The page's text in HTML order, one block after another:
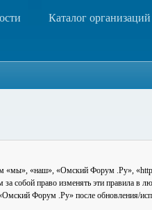
Каталог организаций
«наш», «Омский Форум .Ру»,
право изменять эти правила в
Форум .Ру» после обновления/